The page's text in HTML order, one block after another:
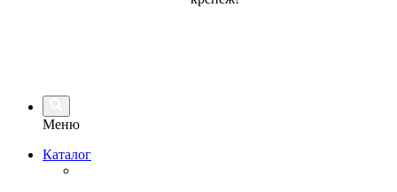
Меню
Каталог